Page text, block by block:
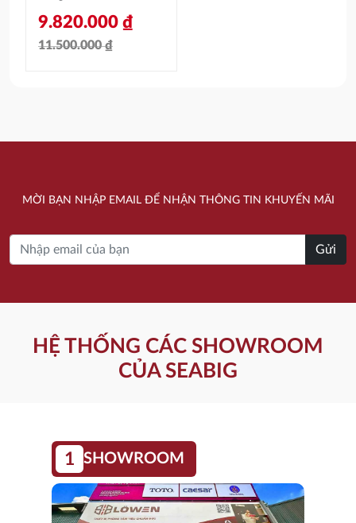
11.500.000₫
11.500.000 ₫.
9.820.000 ₫
là:
MỜI BẠN NHẬP EMAIL ĐỂ NHẬN THÔNG TIN KHUYẾN MÃI
Gửi
HỆ THỐNG CÁC SHOWROOM
CỦA SEABIG
1 SHOWROOM